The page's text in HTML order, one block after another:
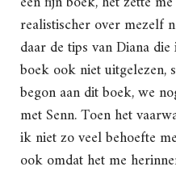
realistischer over mezelf
daar de tips van Diana
boek ook niet uitgelezen,
begon aan dit boek, we
met Senn. Toen het
ik niet zo veel behoefte
ook omdat het me